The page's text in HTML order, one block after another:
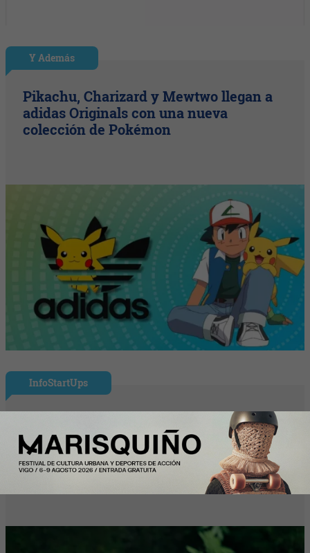
Y Además
Pikachu, Charizard y Mewtwo llegan a
adidas Originals con una nueva
colección de Pokémon
InfoStartUps
Startups por el Clima moviliza al
ecosistema startup para acelerar
soluciones frente a la emergencia
climática